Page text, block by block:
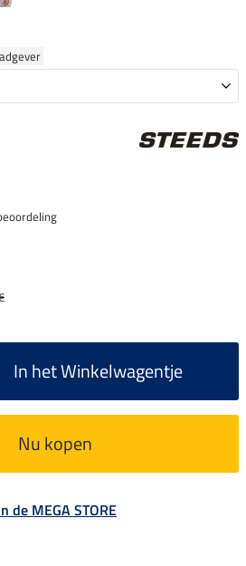
In het Winkelwagentje
Nu kopen
de MEGA STORE